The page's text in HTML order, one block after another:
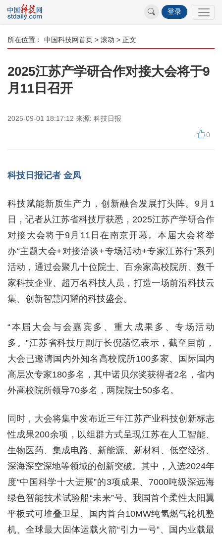
登录
所在位置： 中国科技网首页 > 滚动 > 正文
2025江苏产学研合作对接大会将于9
月11日召开
2025-09-01 18:17:12 来源: 科技日报
0
科技日报记者 金凤
科技赋能新质生产力，创新融合发展打头阵。9月1
日，记者从江苏省科技厅获悉，2025江苏产学研合作
对接大会将于9月11日在南京开幕。本届大会将举
办“主题大会+对接洽谈+专场活动+专家江苏行”系列
活动，通过会聚几十位院士、百余家高校院所、数千
家科技企业、超万名科技人员，打造一场前沿科技云
集、创新智慧闪耀的科技盛会。
“本届大会与会嘉宾多、重大成果多、专场活动
多。”江苏省科技厅副厅长倪菡忆表示，截至目前，
大会已邀请国内外知名高校院所100多家、国际国内
高层次专家180多名，其中诺贝尔奖获得者2名，省内
外高校院所领导70多名，两院院士50多名。
同时，大会将集中发布近三年江苏产业科技创新标志
性成果200余项，以组群方式呈现江苏在人工智能、
生物医药、集成电路、新能源、新材料、低空经济、
深海深空深地等领域的创新突破。其中，入选2024年
度“中国科学十大进展”的3项成果、7000吨级深远海
绿色智能技术试验船“未来”号、我国首个柔性太阳翼
平板式可堆叠卫星、国内首台10MW纯氢燃气轮机整
机、全球最大固体运载火箭“引力一号”、国内业载最